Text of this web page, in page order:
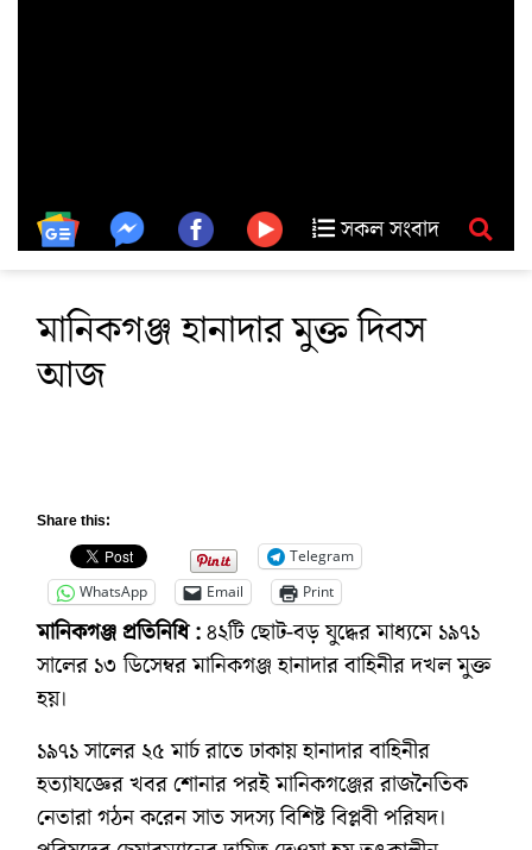
সকল সংবাদ
মানিকগঞ্জ হানাদার মুক্ত দিবস
আজ
Share this:
Telegram
WhatsApp
Email Print
মানিকগঞ্জ প্রতিনিধি :৪২টি ছোট-বড় যুদ্ধের মাধ্যমে ১৯৭১
সালের ১৩ ডিসেম্বর মানিকগঞ্জ হানাদার বাহিনীর দখল মুক্ত
হয়।
১৯৭১ সালের ২৫ মার্চ রাতে ঢাকায় হানাদার বাহিনীর
হত্যাযজ্ঞের খবর শোনার পরই মানিকগঞ্জের রাজনৈতিক
নেতারা গঠন করেন সাত সদস্য বিশিষ্ট বিপ্লবী পরিষদ।